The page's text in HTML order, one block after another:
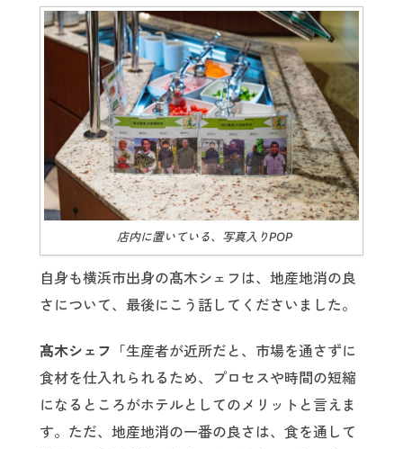
店内に置いている、写真入りPOP
自身も横浜市出身の髙木シェフは、地産地消の良
さについて、最後にこう話してくださいました。
髙木シェフ 「生産者が近所だと、市場を通さずに
食材を仕入れられるため、プロセスや時間の短縮
になるところがホテルとしてのメリットと言えま
す。ただ、地産地消の一番の良さは、食を通して